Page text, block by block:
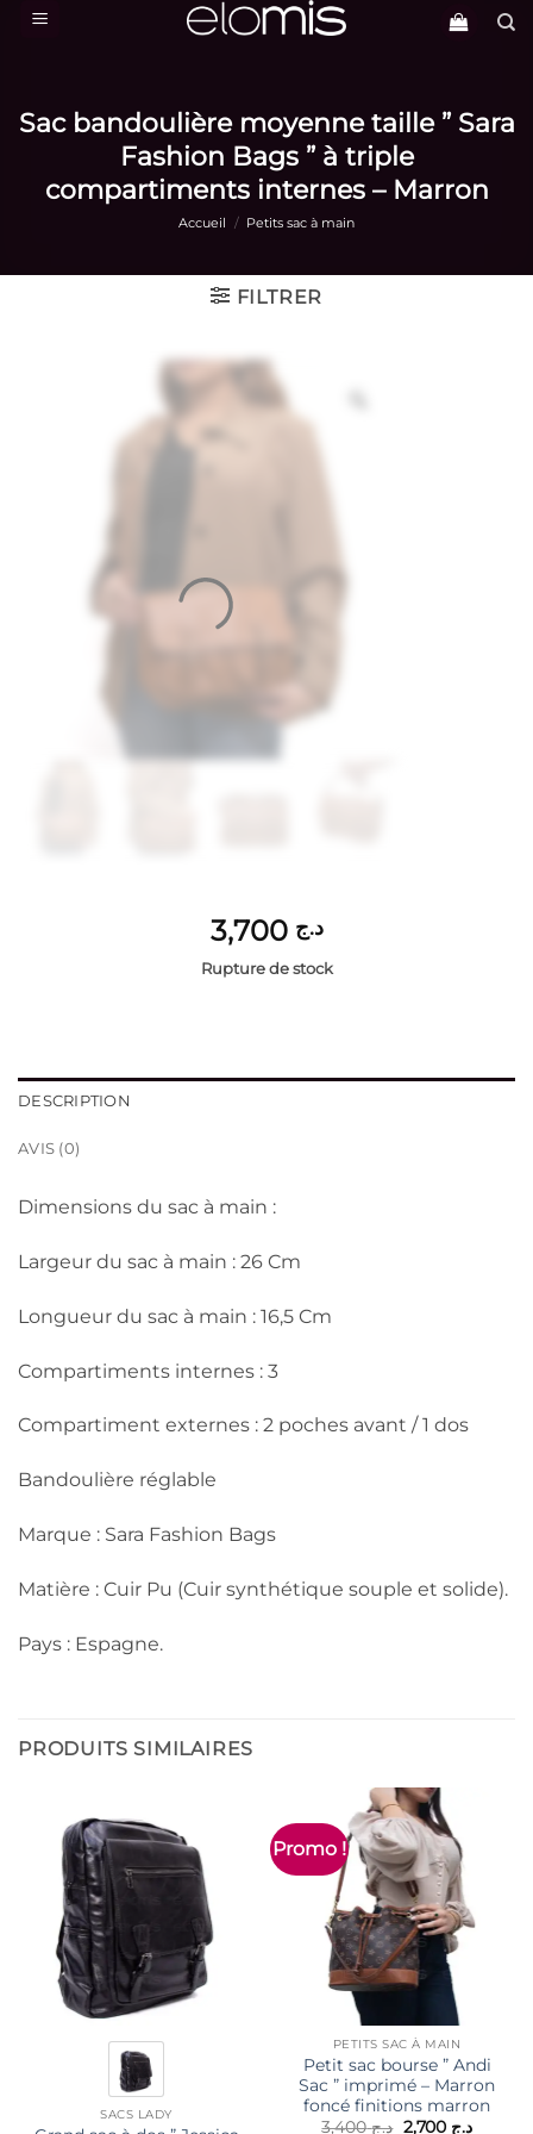
Passer
Sac bandoulière moyenne taille ” Sara
Fashion Bags ” à triple
compartiments internes – Marron
Accueil / Petits sac à main
FILTRER
د.ج 3,700
Rupture de stock
DESCRIPTION
AVIS (0)
Dimensions du sac à main :
Largeur du sac à main : 26 Cm
Longueur du sac à main : 16,5 Cm
Compartiments internes : 3
Compartiment externes : 2 poches avant / 1 dos
Bandoulière réglable
Marque : Sara Fashion Bags
Matière : Cuir Pu (Cuir synthétique souple et solide).
Pays : Espagne.
PRODUITS SIMILAIRES
SACS LADY
Promo !
PETITS SAC À MAIN
Petit sac bourse ” Andi
Sac ” imprimé – Marron
foncé finitions marron
د.ج3,400
Le
د.ج 2,700
Le